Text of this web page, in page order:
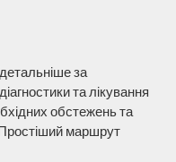
за
та лікування
обстежень та
Простіший маршрут